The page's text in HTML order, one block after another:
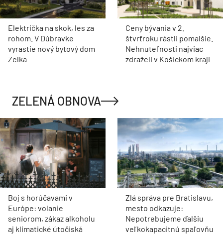
Električka na skok, les za
rohom. V Dúbravke
vyrastie nový bytový dom
Zelka
Ceny bývania v 2.
štvrťroku rástli pomalšie.
Nehnuteľnosti najviac
zdraželi v Košickom kraji
ZELENÁ OBNOVA
Boj s horúčavami v
Európe: volanie
seniorom, zákaz alkoholu
aj klimatické útočiská
Zlá správa pre Bratislavu,
mesto odkazuje:
Nepotrebujeme ďalšiu
veľkokapacitnú spaľovňu